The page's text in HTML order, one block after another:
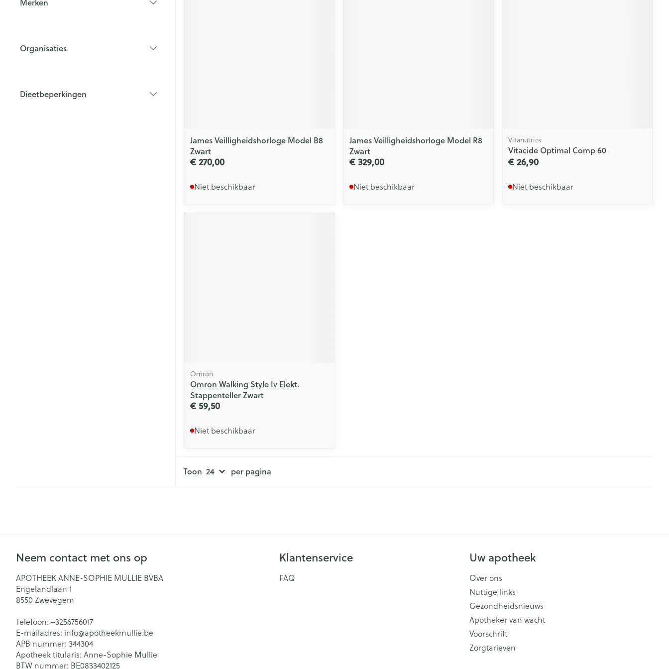
Organisaties
Dieetbeperkingen
James Veilligheidshorloge Model B8
Zwart
€ 270,00
Niet beschikbaar
James Veilligheidshorloge Model R8
Zwart
€ 329,00
Niet beschikbaar
Vitanutrics
Vitacide Optimal Comp 60
€ 26,90
Niet beschikbaar
Omron
Omron Walking Style Iv Elekt.
Stappenteller Zwart
€ 59,50
Niet beschikbaar
Toon per pagina
Neem contact met ons op
APOTHEEK ANNE-SOPHIE MULLIE BVBA
Engelandlaan 1
8550 Zwevegem
Telefoon: +3256756017
E-mailadres: info@apotheekmullie.be
APB nummer: 344304
Apotheek titularis: Anne-Sophie Mullie
BTW nummer: BE0833402125
Klantenservice
FAQ
Uw apotheek
Over ons
Nuttige links
Gezondheidsnieuws
Apotheker van wacht
Voorschrift
Zorgtarieven